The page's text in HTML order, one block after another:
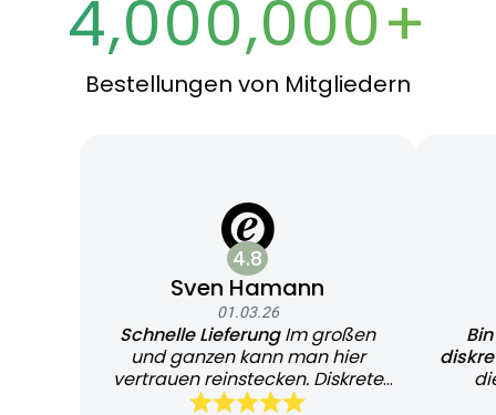
4,000,000+
Bestellungen von Mitgliedern
4.8
Sven Hamann
01.03.26
Schnelle LieferungIm großen
und ganzen kann man hier
vertrauen reinstecken. Diskrete
und schnelle Lieferung